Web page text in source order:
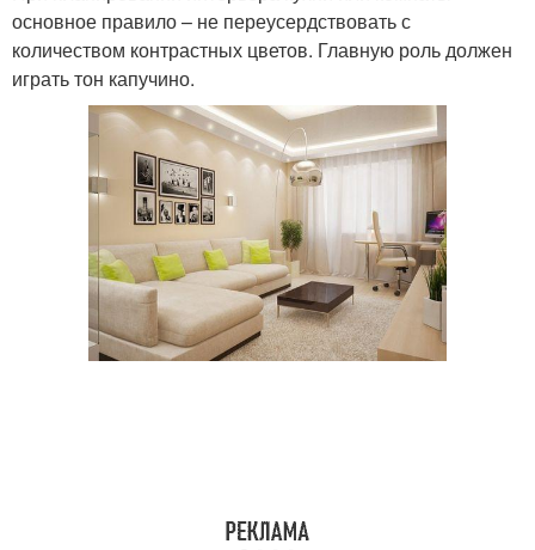
основное правило – не переусердствовать с
количеством контрастных цветов. Главную роль должен
играть тон капучино.